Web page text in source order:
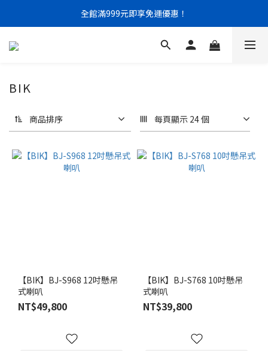
門市限定｜現金結帳不限金額 95 折
全館滿999元即享免運優惠！
門市限定｜現金結帳不限金額 95 折
BIK
商品排序 每頁顯示 24 個
【BIK】BJ-S968 12吋懸吊
式喇叭
NT$49,800
【BIK】BJ-S768 10吋懸吊
式喇叭
NT$39,800